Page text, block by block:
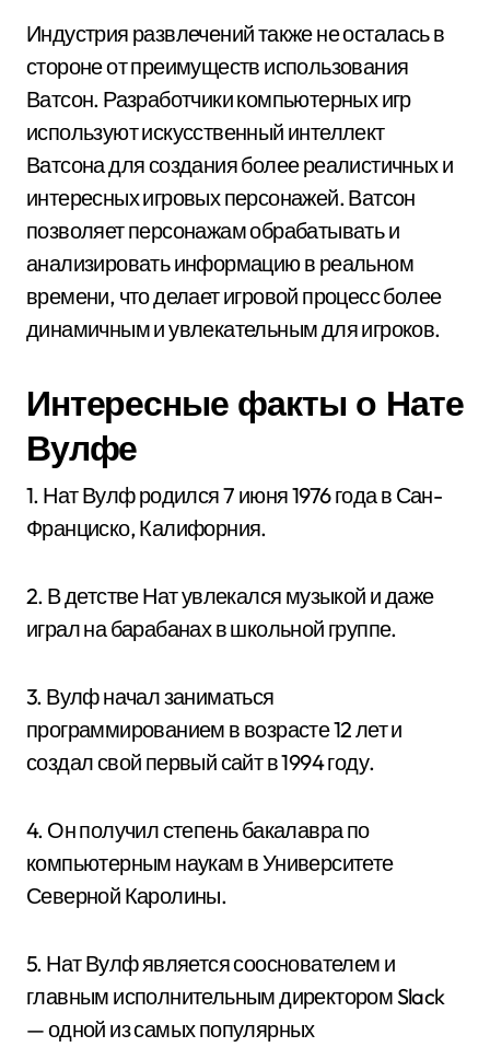
Индустрия развлечений также не осталась в
стороне от преимуществ использования
Ватсон. Разработчики компьютерных игр
используют искусственный интеллект
Ватсона для создания более реалистичных и
интересных игровых персонажей. Ватсон
позволяет персонажам обрабатывать и
анализировать информацию в реальном
времени, что делает игровой процесс более
динамичным и увлекательным для игроков.
Интересные факты о Нате
Вулфе
1. Нат Вулф родился 7 июня 1976 года в Сан-
Франциско, Калифорния.
2. В детстве Нат увлекался музыкой и даже
играл на барабанах в школьной группе.
3. Вулф начал заниматься
программированием в возрасте 12 лет и
создал свой первый сайт в 1994 году.
4. Он получил степень бакалавра по
компьютерным наукам в Университете
Северной Каролины.
5. Нат Вулф является сооснователем и
главным исполнительным директором Slack
— одной из самых популярных